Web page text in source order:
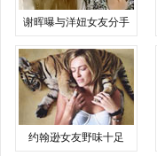
谢晖曝与洋妞女友分手
约翰逊女友野味十足